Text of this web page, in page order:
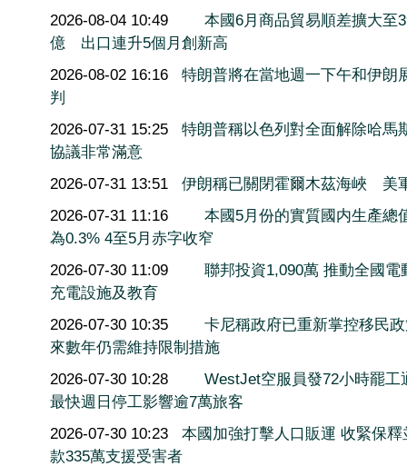
2026-08-04 10:49
本國6月商品貿易順差擴大至
億 出口連升5個月創新高
2026-08-02 16:16
特朗普將在當地週一下午和伊朗
判
2026-07-31 15:25
特朗普稱以色列對全面解除哈馬
協議非常滿意
2026-07-31 13:51
伊朗稱已關閉霍爾木茲海峽 美
2026-07-31 11:16
本國5月份的實質國内生產總
為0.3% 4至5月赤字收窄
2026-07-30 11:09
聯邦投資1,090萬 推動全國電
充電設施及教育
2026-07-30 10:35
卡尼稱政府已重新掌控移民
來數年仍需維持限制措施
2026-07-30 10:28
WestJet空服員發72小時罷工
最快週日停工影響逾7萬旅客
2026-07-30 10:23
本國加強打擊人口販運 收緊保釋
款335萬支援受害者